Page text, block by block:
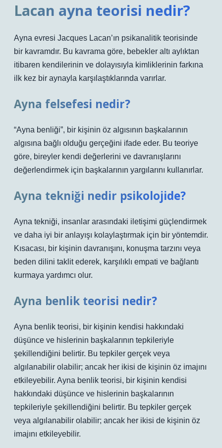
Lacan ayna teorisi nedir?
Ayna evresi Jacques Lacan’ın psikanalitik teorisinde
bir kavramdır. Bu kavrama göre, bebekler altı aylıktan
itibaren kendilerinin ve dolayısıyla kimliklerinin farkına
ilk kez bir aynayla karşılaştıklarında varırlar.
Ayna felsefesi nedir?
“Ayna benliği”, bir kişinin öz algısının başkalarının
algısına bağlı olduğu gerçeğini ifade eder. Bu teoriye
göre, bireyler kendi değerlerini ve davranışlarını
değerlendirmek için başkalarının yargılarını kullanırlar.
Ayna tekniği nedir psikolojide?
Ayna tekniği, insanlar arasındaki iletişimi güçlendirmek
ve daha iyi bir anlayışı kolaylaştırmak için bir yöntemdir.
Kısacası, bir kişinin davranışını, konuşma tarzını veya
beden dilini taklit ederek, karşılıklı empati ve bağlantı
kurmaya yardımcı olur.
Ayna benlik teorisi nedir?
Ayna benlik teorisi, bir kişinin kendisi hakkındaki
düşünce ve hislerinin başkalarının tepkileriyle
şekillendiğini belirtir. Bu tepkiler gerçek veya
algılanabilir olabilir; ancak her ikisi de kişinin öz imajını
etkileyebilir. Ayna benlik teorisi, bir kişinin kendisi
hakkındaki düşünce ve hislerinin başkalarının
tepkileriyle şekillendiğini belirtir. Bu tepkiler gerçek
veya algılanabilir olabilir; ancak her ikisi de kişinin öz
imajını etkileyebilir.